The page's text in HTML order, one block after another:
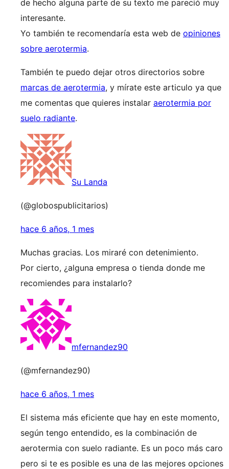
de hecho alguna parte de su texto me pareció muy
interesante.
Yo también te recomendaría esta web de opiniones
sobre aerotermia.
También te puedo dejar otros directorios sobre
marcas de aerotermia, y mírate este articulo ya que
me comentas que quieres instalar aerotermia por
suelo radiante.
Su Landa
(@globospublicitarios)
hace 6 años, 1 mes
Muchas gracias. Los miraré con detenimiento.
Por cierto, ¿alguna empresa o tienda donde me
recomiendes para instalarlo?
mfernandez90
(@mfernandez90)
hace 6 años, 1 mes
El sistema más eficiente que hay en este momento,
según tengo entendido, es la combinación de
aerotermia con suelo radiante. Es un poco más caro
pero si te es posible es una de las mejores opciones